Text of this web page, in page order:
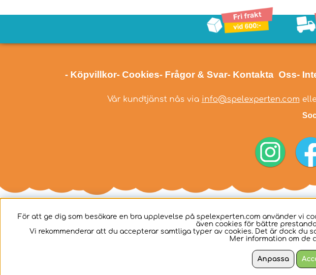
- Köpvillkor- Cookies- Frågor & Svar- Kontakta Oss-
Vår kundtjänst nås via info@spelexperten.com
För att ge dig som besökare en bra upplevelse på spelexperten.com använder vi
även cookies för bättre
Vi rekommenderar att du accepterar samtliga typer av cookies. Det är dock du
Mer information om de
Anpassa